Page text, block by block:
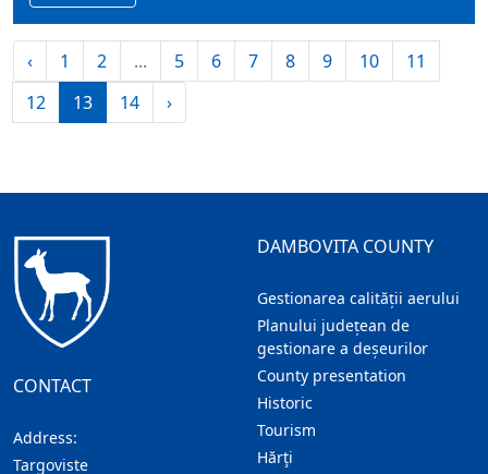
‹ 1 2 ... 5 6 7 8 9 10
11
12
13 14 ›
CONTACT
Address:
Targoviste
DAMBOVITA COUNTY
Gestionarea calității aerului
Planului județean de
gestionare a deșeurilor
County presentation
Historic
Tourism
Hărţi